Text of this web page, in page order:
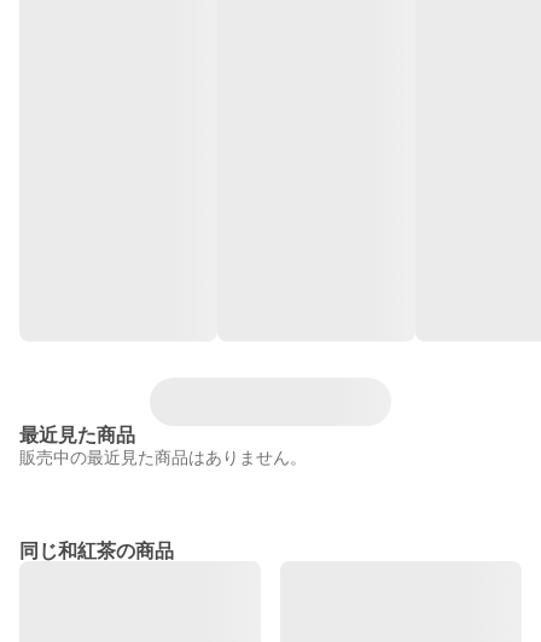
最近見た商品
販売中の最近見た商品はありません。
同じ和紅茶の商品